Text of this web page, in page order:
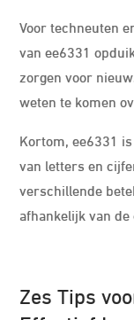
Voor techneuten
van ee6331
zorgen voor
weten te komen
Kortom, ee6331
van letters en
verschillende
afhankelijk van
Zes Tips